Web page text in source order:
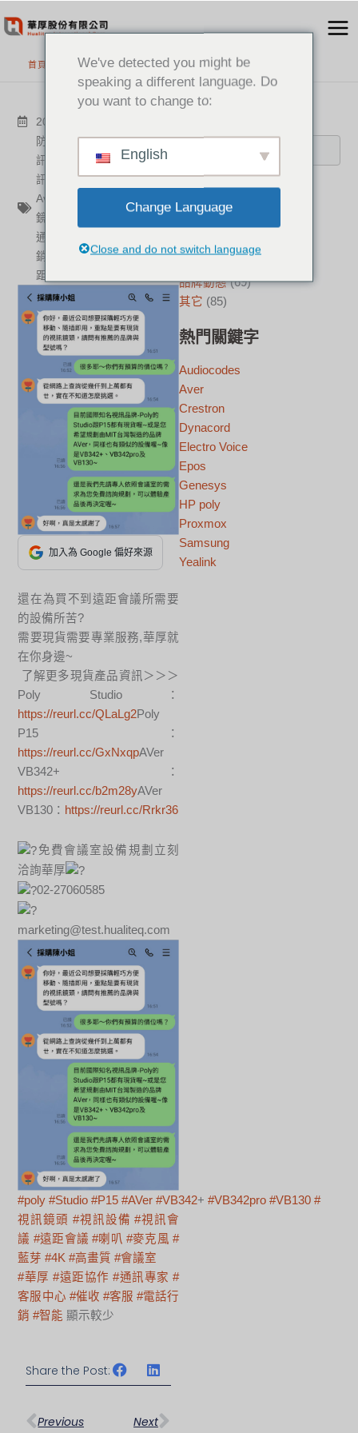
至
首頁 最新消息
2022-05-27
防疫必備,視訊鏡頭,視訊,音
訊
解決方案,Poly,喇叭,視
訊設備
麥克風,華厚,會議,
Aver
鏡頭
Studio,
通訊專家
銷
VB342pro,資訊分享,遠
距教學
加入為 Google 偏好來源
還在為買不到遠距會議所需要
的設備所苦?
需要現貨需要專業服務,華厚就
在你身邊~
了解更多現貨產品資訊＞＞＞
Poly Studio：
https://reurl.cc/QLaLg2Poly
P15：
https://reurl.cc/GxNxqpAVer
VB342+：
https://reurl.cc/b2m28yAVer
VB130： https://reurl.cc/Rrkr36
免費會議室設備規劃立刻
洽詢華厚
02-27060585
marketing@test.hualiteq.com
#poly #Studio #P15 #AVer #VB342+#VB342pro #VB130 #
視訊鏡頭 #視訊設備 #視訊會
議 #遠距會議 #喇叭 #麥克風 #
藍芽 #4K #高畫質 #會議室
#華厚 #遠距協作 #通訊專家 #
客服中心 #催收 #客服 #電話行
銷 #智能 顯示較少
Share the Post:
上一頁
Previous Next
下一篇
搜尋
分類
新聞中心(21)
成功案例
品牌動態(69)
其它 (85)
熱門關鍵字
Audiocodes
Aver
Crestron
Dynacord
Electro Voice
Epos
Genesys
HP poly
Proxmox
Samsung
Yealink
We've detected you might be
speaking a different language. Do
you want to change to:
English
Change Language
Close and do not switch language